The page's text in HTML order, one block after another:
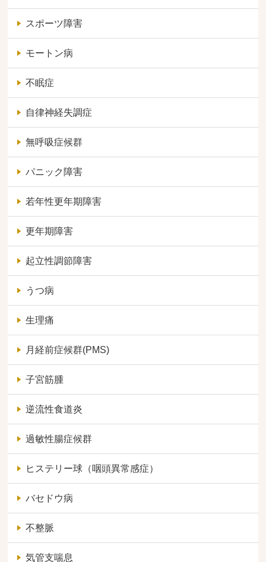
スポーツ障害
モートン病
不眠症
自律神経失調症
無呼吸症候群
パニック障害
若年性更年期障害
更年期障害
起立性調節障害
うつ病
生理痛
月経前症候群(PMS)
子宮筋腫
逆流性食道炎
過敏性腸症候群
ヒステリー球（咽頭異常感症）
バセドウ病
不整脈
気管支喘息